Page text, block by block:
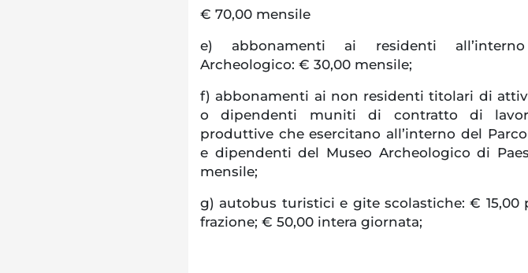
€ 70,00 mensile
e) abbonamenti ai residenti
Archeologico: € 30,00 mensile;
f) abbonamenti ai non residenti titolari di
o dipendenti muniti di contratto di
produttive che esercitano all’interno del
e dipendenti del Museo Archeologico di
mensile;
g) autobus turistici e gite scolastiche: € 15,00
frazione; € 50,00 intera giornata;